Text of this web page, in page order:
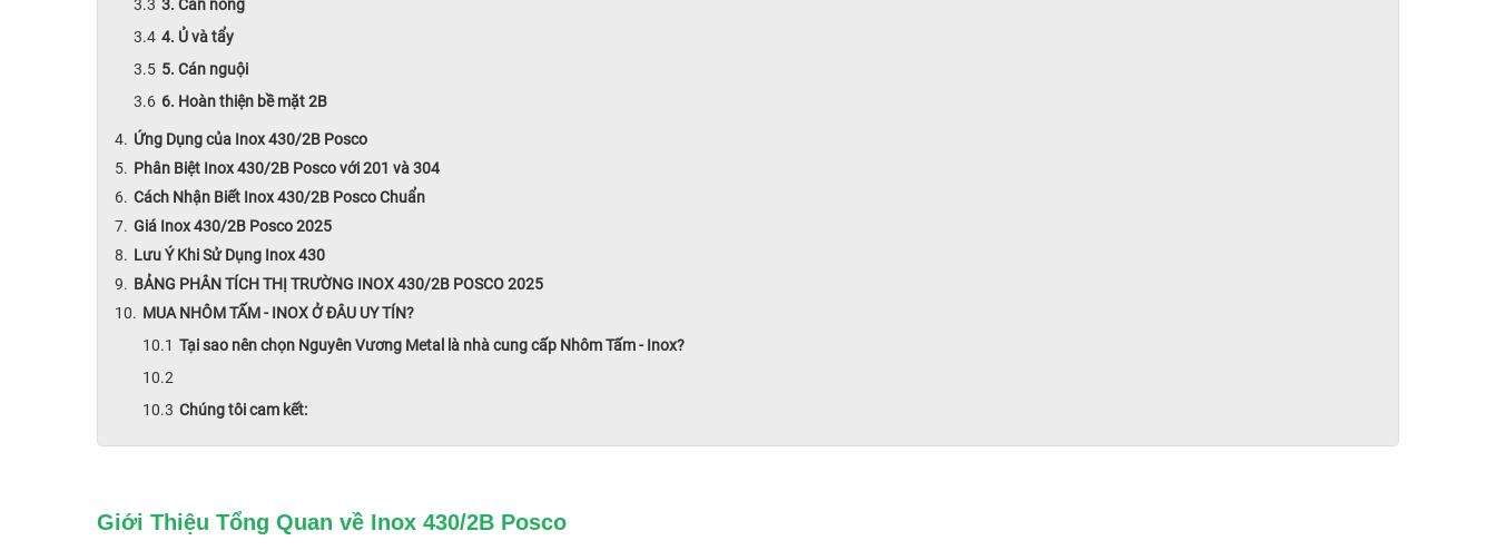
3. Cán nóng
4. Ủ và tẩy
5. Cán nguội
6. Hoàn thiện bề mặt 2B
Ứng Dụng của Inox 430/2B Posco
Phân Biệt Inox 430/2B Posco với 201 và 304
Cách Nhận Biết Inox 430/2B Posco Chuẩn
Giá Inox 430/2B Posco 2025
Lưu Ý Khi Sử Dụng Inox 430
BẢNG PHÂN TÍCH THỊ TRƯỜNG INOX 430/2B POSCO 2025
MUA NHÔM TẤM - INOX Ở ĐÂU UY TÍN?
Tại sao nên chọn Nguyên Vương Metal là nhà cung cấp Nhôm Tấm - Inox?
Chúng tôi cam kết:
Giới Thiệu Tổng Quan về Inox 430/2B Posco